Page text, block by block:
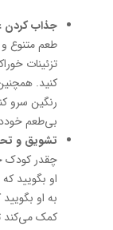
جذاب کردن
طعم متنوع و
تزئینات
کنید.
رنگین سرو
بی‌طعم
تشویق و
چقدر کودک
او بگویید
به او
کمک می‌کند